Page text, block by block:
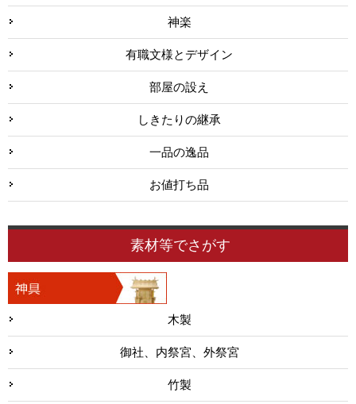
神楽
有職文様とデザイン
部屋の設え
しきたりの継承
一品の逸品
お値打ち品
素材等でさがす
木製
御社、内祭宮、外祭宮
竹製